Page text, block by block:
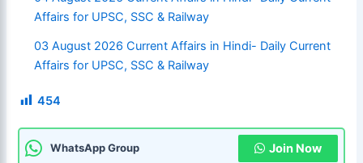
Affairs for UPSC, SSC & Railway
03 August 2026 Current Affairs in Hindi- Daily Current
Affairs for UPSC, SSC & Railway
454
WhatsApp Group Join Now